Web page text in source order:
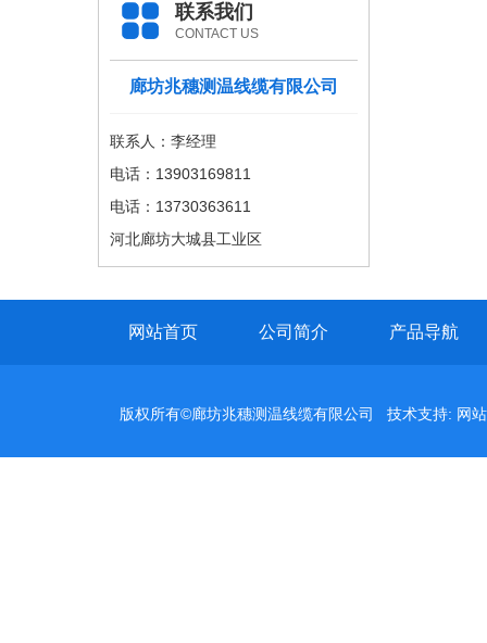
联系我们
CONTACT US
廊坊兆穗测温线缆有限公司
联系人：李经理
电话：13903169811
电话：13730363611
河北廊坊大城县工业区
网站首页 公司简介 产品导航
版权所有©廊坊兆穗测温线缆有限公司 技术支持: 网